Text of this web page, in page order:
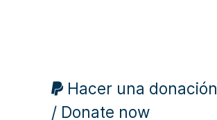
Hacer una donación
/ Donate now